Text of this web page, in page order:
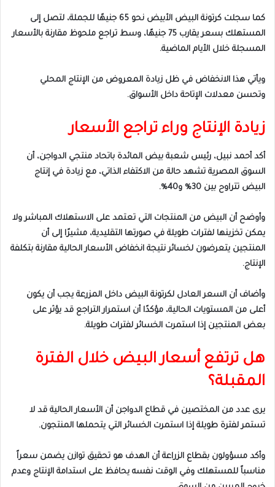
كما سجلت كرتونة البيض الأبيض نحو 65 جنيهًا للجملة، لتصل إلى
المستهلك بسعر يقارب 75 جنيهًا، وسط تراجع ملحوظ مقارنة بالأسعار
المسجلة خلال الأيام الماضية.
ويأتي هذا الانخفاض في ظل زيادة المعروض من الإنتاج المحلي
وتحسن معدلات الإتاحة داخل الأسواق.
زيادة الإنتاج وراء تراجع الأسعار
أكد أحمد نبيل، رئيس شعبة بيض المائدة باتحاد منتجي الدواجن، أن
السوق المصرية تشهد حالة من الاكتفاء الذاتي، مع زيادة في إنتاج
البيض تتراوح بين 30% و40%.
وأوضح أن البيض من المنتجات التي تعتمد على الاستهلاك المباشر ولا
يمكن تخزينها لفترات طويلة في صورتها التقليدية، مشيرًا إلى أن
المنتجين يتعرضون لخسائر نتيجة انخفاض الأسعار الحالية مقارنة بتكلفة
الإنتاج.
وأضاف أن السعر العادل لكرتونة البيض داخل المزرعة يجب أن يكون
أعلى من المستويات الحالية، مؤكدًا أن استمرار التراجع قد يؤثر على
بعض المنتجين إذا استمرت الخسائر لفترات طويلة.
هل ترتفع أسعار البيض خلال الفترة
المقبلة؟
يرى عدد من المختصين في قطاع الدواجن أن الأسعار الحالية قد لا
تستمر لفترة طويلة إذا استمرت الخسائر التي يتحملها المنتجون.
وأكد مسؤولون بقطاع الزراعة أن الهدف هو تحقيق توازن يضمن سعراً
مناسباً للمستهلك وفي الوقت نفسه يحافظ على استدامة الإنتاج وعدم